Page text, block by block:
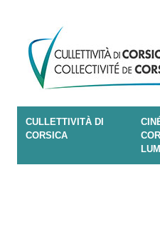
CULLETTIVITÀ DI
CORSICA